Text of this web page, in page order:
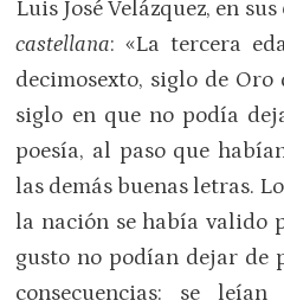
Luis José Velázquez, en sus
castellana: «La tercera
decimosexto, siglo de
siglo en que no podía
poesía, al paso que
las demás buenas letras.
la nación se había valido
gusto no podían dejar de
consecuencias: se